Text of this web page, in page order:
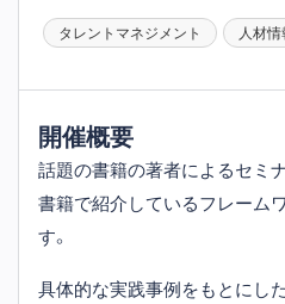
タレントマネジメント 人材
開催概要
話題の書籍の著者によるセミナ
書籍で紹介しているフレーム
す。
具体的な実践事例をもとにし